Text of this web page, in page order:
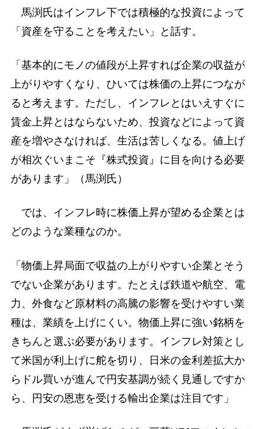
馬渕氏はインフレ下では積極的な投資によって
「資産を守ることを考えたい」と話す。
「基本的にモノの値段が上昇すれば企業の収益が
上がりやすくなり、ひいては株価の上昇につなが
ると考えます。ただし、インフレとはいえすぐに
賃金上昇とはならないため、投資などによって資
産を増やさなければ、生活は苦しくなる。値上げ
が相次ぐいまこそ『株式投資』に目を向ける必要
があります」（馬渕氏）
では、インフレ時に株価上昇が望める企業とは
どのような業種なのか。
「物価上昇局面で収益の上がりやすい企業とそう
でない企業があります。たとえば鉄道や航空、電
力、外食など原材料の高騰の影響を受けやすい業
種は、業績を上げにくい。物価上昇に強い銘柄を
きちんと選ぶ必要があります。インフレ対策とし
て米国が利上げに舵を切り、日米の金利差拡大か
らドル買いが進んで円安基調が続く見通しですか
ら、円安の恩恵を受ける輸出企業は注目です」